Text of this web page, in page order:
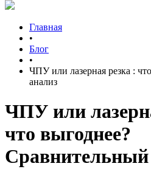
Главная
•
Блог
•
ЧПУ или лазерная резка :
анализ
ЧПУ или
что выгоднее?
Сравнительный